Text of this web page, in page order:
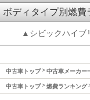
ボディタイプ別燃費
▲シビックハイブ
中古車トップ 中古車メーカー
中古車トップ 燃費ランキング